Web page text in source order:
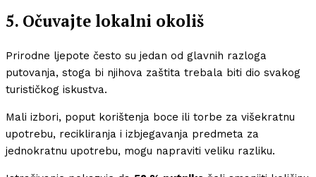
5. Očuvajte lokalni okoliš
Prirodne ljepote često su jedan od glavnih razloga
putovanja, stoga bi njihova zaštita trebala biti dio svakog
turističkog iskustva.
Mali izbori, poput korištenja boce ili torbe za višekratnu
upotrebu, recikliranja i izbjegavanja predmeta za
jednokratnu upotrebu, mogu napraviti veliku razliku.